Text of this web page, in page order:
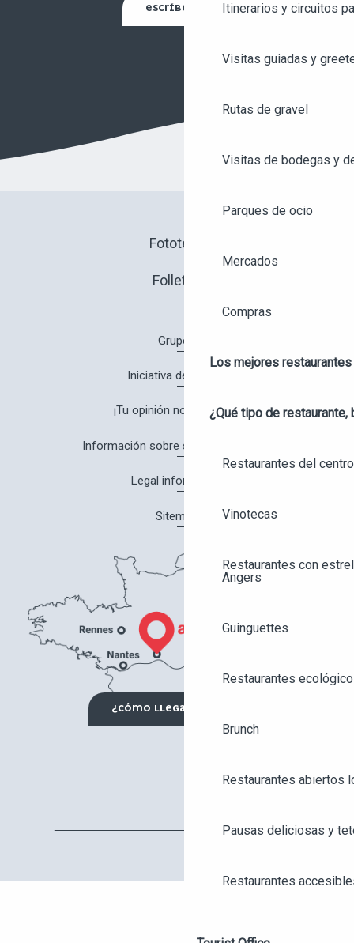
AGENDA
ANGERS CITY PASS
TICKETING
Itinerarios y circuitos
Visitas guiadas y
Rutas de gravel
Visitas de bodegas y
Parques de ocio
Mercados
Compras
Los mejores
¿Qué tipo de restaurante,
Restaurantes del
Vinotecas
Restaurantes con
Angers
Guinguettes
Restaurantes
Brunch
Restaurantes abiertos
Pausas deliciosas y
Restaurantes
ESCRÍBENOS
Fototeca
Folletos
Grupos
Iniciativa de calidad
¡Tu opinión nos interesa!
Información sobre salud y seguridad
Legal information
Sitemap
¿CÓMO LLEGAR?